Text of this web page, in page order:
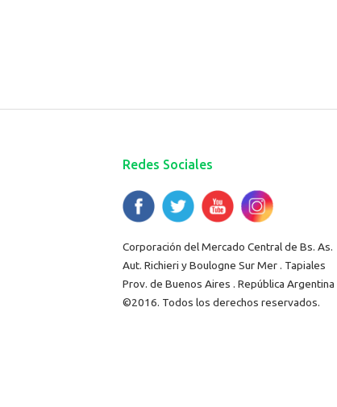
Redes Sociales
Corporación del Mercado Central de Bs. As.
Aut. Richieri y Boulogne Sur Mer . Tapiales
Prov. de Buenos Aires . República Argentina
©2016. Todos los derechos reservados.